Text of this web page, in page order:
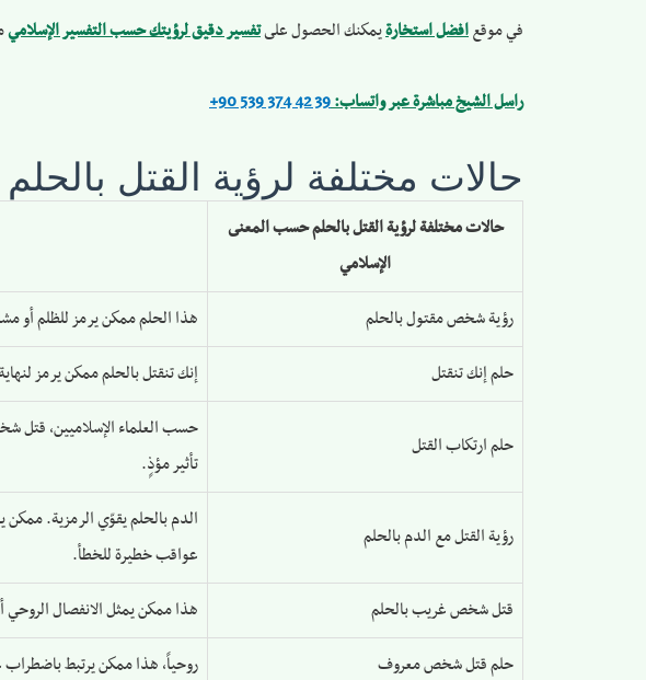
في موقعافضل استخارةيمكنك الحصول علىتفسير دقيق لرؤيتك حسب التفسير الإسلامي
راسل الشيخ مباشرة عبر واتساب:+90 539 374 42 39
حالات مختلفة لرؤية القتل
حالات مختلفة لرؤية القتل بالحلم حسب المعنى
الإسلامي
رؤية شخص مقتول بالحلم
هذا الحلم ممكن يرمز للظلم أو
حلم إنك تنقتل
إنك تنقتل بالحلم ممكن يرمز
حلم ارتكاب القتل
حسب العلماء الإسلاميين،
تأثير مؤذٍ.
رؤية القتل مع الدم بالحلم
الدم بالحلم يقوّي الرمزية.
عواقب خطيرة للخطأ.
قتل شخص غريب بالحلم
هذا ممكن يمثل الانفصال الروحي
حلم قتل شخص معروف
روحياً، هذا ممكن يرتبط باضطراب